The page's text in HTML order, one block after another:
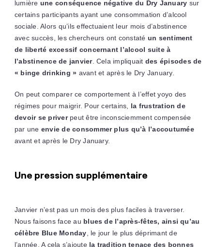
lumière une conséquence négative du Dry January sur
certains participants ayant une consommation d’alcool
sociale. Alors qu’ils effectuaient leur mois d’abstinence
avec succès, les chercheurs ont constaté un sentiment
de liberté excessif concernant l’alcool suite à
l’abstinence de janvier. Cela impliquait des épisodes de
« binge drinking » avant et après le Dry January.
On peut comparer ce comportement à l’effet yoyo des
régimes pour maigrir. Pour certains, la frustration de
devoir se priverpeut être inconsciemment compensée
par une envie de consommer plus qu’à l’accoutumée
avant et après le Dry January.
Une pression supplémentaire
Janvier n’est pas un mois des plus faciles à traverser.
Nous faisons face au blues de l’après-fêtes, ainsi qu’au
célèbre Blue Monday , le jour le plus déprimant de
l’année. A cela s’ajoute la tradition tenace des bonnes